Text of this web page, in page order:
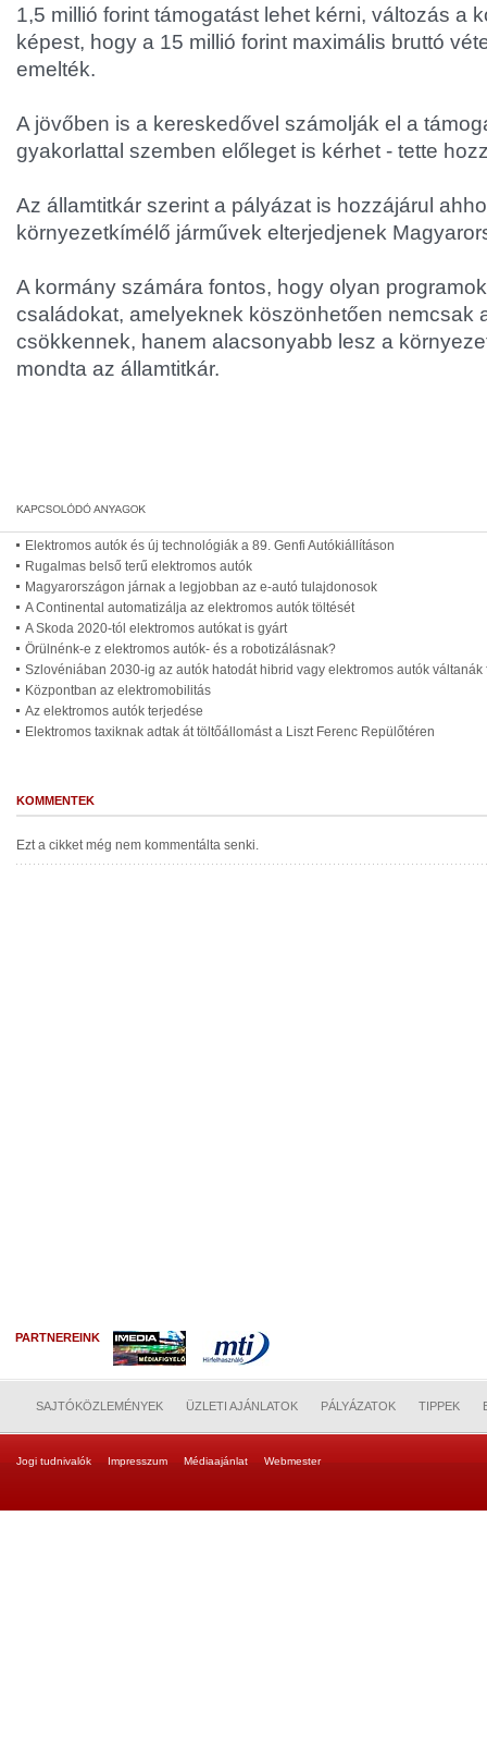
1,5 millió forint támogatást lehet kérni, változás a
képest, hogy a 15 millió forint maximális bruttó
emelték.
A jövőben is a kereskedővel számolják el a
gyakorlattal szemben előleget is kérhet - tette
Az államtitkár szerint a pályázat is hozzájárul
környezetkímélő járművek elterjedjenek
A kormány számára fontos, hogy olyan
családokat, amelyeknek köszönhetően nemcsak
csökkennek, hanem alacsonyabb lesz a
mondta az államtitkár.
Elektromos autók és új technológiák a 89. Genfi Autókiállításon
Rugalmas belső terű elektromos autók
Magyarországon járnak a legjobban az e-autó tulajdonosok
A Continental automatizálja az elektromos autók töltését
A Skoda 2020-tól elektromos autókat is gyárt
Örülnénk-e z elektromos autók- és a robotizálásnak?
Szlovéniában 2030-ig az autók hatodát hibrid vagy elektromos autók váltanák
Központban az elektromobilitás
Az elektromos autók terjedése
Elektromos taxiknak adtak át töltőállomást a Liszt Ferenc Repülőtéren
PARTNEREINK
SAJTÓKÖZLEMÉNYEK ÜZLETI AJÁNLATOK PÁLYÁZATOK TIPPEK
Jogi tudnivalók Impresszum Médiaajánlat Webmester